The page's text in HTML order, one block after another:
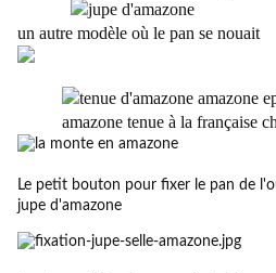
un autre modèle où le pan se nouait
Le petit bouton pour fixer le pan de
jupe d'amazone